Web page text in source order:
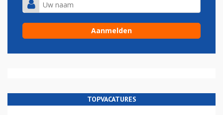
TOPVACATURES